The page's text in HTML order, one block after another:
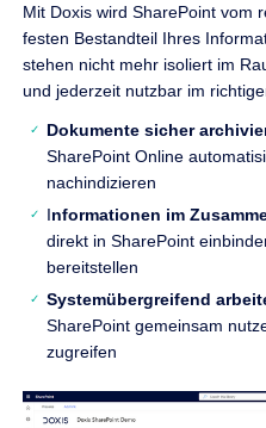
Mit Doxis wird SharePoint vom
festen Bestandteil Ihres
stehen nicht mehr isoliert im
und jederzeit nutzbar im
Dokumente sicher
SharePoint Online
nachindizieren
Informationen im
direkt in SharePoint
bereitstellen
Systemübergreifend
SharePoint gemeinsam
zugreifen